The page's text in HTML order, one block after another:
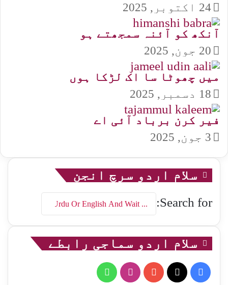
24 اکتوبر, 2025
آنکھ کو آئنہ سمجھتے ہو
20 جون, 2025
میں چھوٹا سا اک لڑکا ہوں
18 دسمبر, 2025
فیر کرن برباد آئی اے
3 جون, 2025
سلام اردو سرچ انجن
Search for:
سلام اردو سماجی رابطے
Facebook
YouTube
Instagram
WhatsApp